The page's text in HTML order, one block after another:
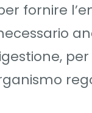
fornire